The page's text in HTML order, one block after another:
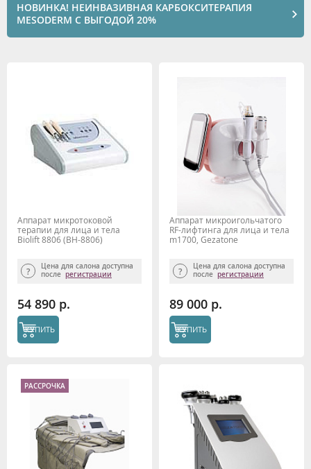
НОВИНКА! НЕИНВАЗИВНАЯ КАРБОКСИТЕРАПИЯ
MESODERM С ВЫГОДОЙ 20%
Аппарат микротоковой
терапии для лица и тела
Biolift 8806 (BH-8806)
Цена для салона доступна
после регистрации
54 890 р.
КУПИТЬ
Аппарат микроигольчатого
RF-лифтинга для лица и тела
m1700, Gezatone
Цена для салона доступна
после регистрации
89 000 р.
КУПИТЬ
РАССРОЧКА